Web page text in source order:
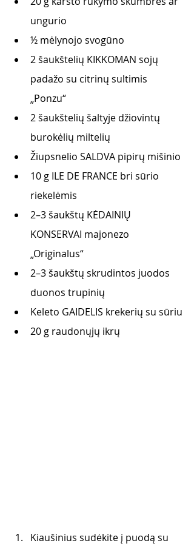
ungurio
½ mėlynojo svogūno
2 šaukštelių KIKKOMAN sojų
padažo su citrinų sultimis
„Ponzu“
2 šaukštelių šaltyje džiovintų
burokėlių miltelių
Žiupsnelio SALDVA pipirų mišinio
10 g ILE DE FRANCE bri sūrio
riekelėmis
2–3 šaukštų KĖDAINIŲ
KONSERVAI majonezo
„Originalus“
2–3 šaukštų skrudintos juodos
duonos trupinių
Keleto GAIDELIS krekerių su sūriu
20 g raudonųjų ikrų
Kiaušinius sudėkite į puodą su